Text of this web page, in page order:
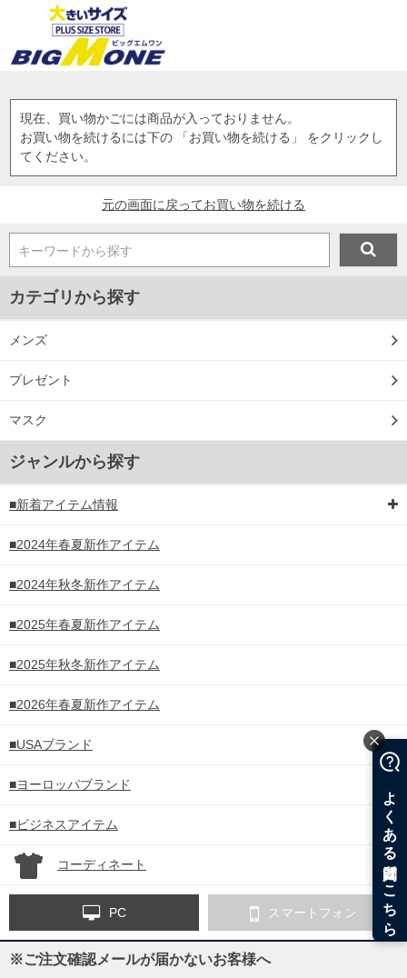
現在、買い物かごには商品が入っておりません。
お買い物を続けるには下の 「お買い物を続ける」 をクリックし
てください。
元の画面に戻ってお買い物を続ける
キーワードから探す
カテゴリから探す
メンズ
プレゼント
マスク
ジャンルから探す
■新着アイテム情報
■2024年春夏新作アイテム
■2024年秋冬新作アイテム
■2025年春夏新作アイテム
■2025年秋冬新作アイテム
■2026年春夏新作アイテム
■USAブランド
■ヨーロッパブランド
■ビジネスアイテム
コーディネート
PC スマートフォン
※ご注文確認メールが届かないお客様へ